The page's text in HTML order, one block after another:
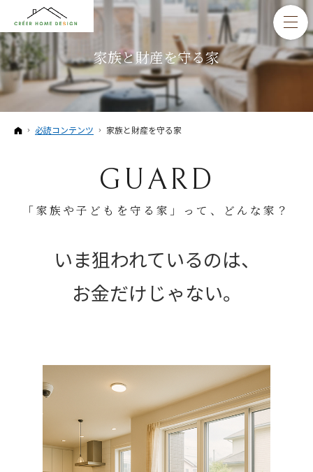
家族と財産を守る家
ホーム
必読コンテンツ 家族と財産を守る家
GUARD
「家族や子どもを守る家」って、どんな家？
いま狙われているのは、
お金だけじゃない。